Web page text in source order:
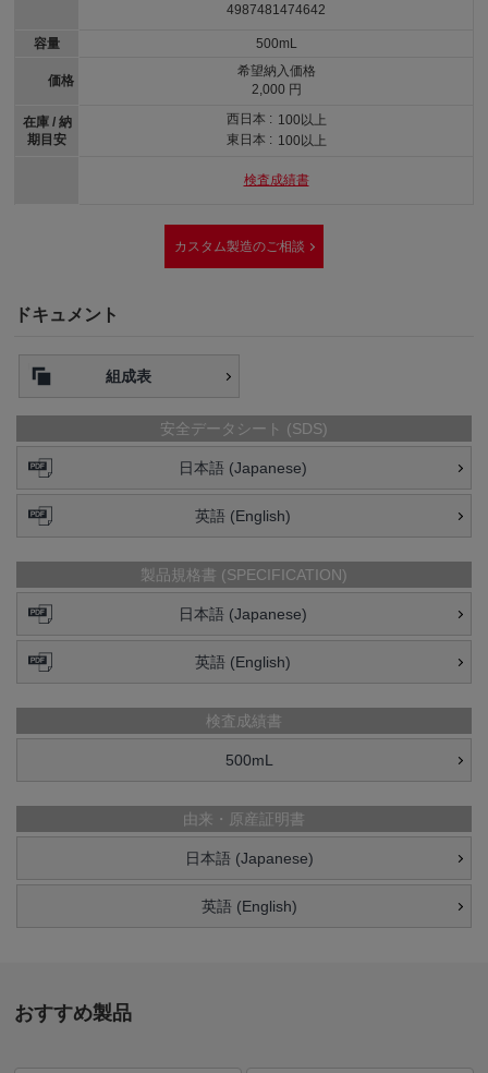
容量
価格
在庫 / 納
期目安
4987481474642
500mL
希望納入価格
2,000 円
西日本 : 100以上
東日本 : 100以上
検査成績書
カスタム製造のご相談
ドキュメント
組成表
安全データシート (SDS)
日本語 (Japanese)
英語 (English)
製品規格書 (SPECIFICATION)
日本語 (Japanese)
英語 (English)
検査成績書
500mL
由来・原産証明書
日本語 (Japanese)
英語 (English)
おすすめ製品